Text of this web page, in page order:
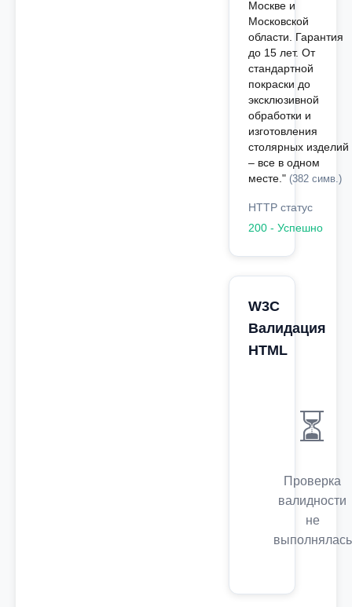
Москве и
Московской
области. Гарантия
до 15 лет. От
стандартной
покраски до
эксклюзивной
обработки и
изготовления
столярных изделий
– все в одном
месте." (382 симв.)
HTTP статус
200 - Успешно
W3C
Валидация
HTML
⏳
Проверка
валидности
не
выполнялась